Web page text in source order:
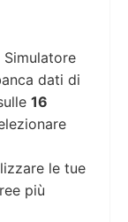
Simulatore
dati di
16
le tue
più